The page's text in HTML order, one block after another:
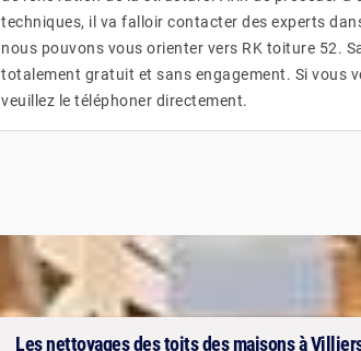
techniques, il va falloir contacter des experts
nous pouvons vous orienter vers RK toiture 52.
totalement gratuit et sans engagement. Si vous
veuillez le téléphoner directement.
Les nettoyages des toits des maisons à